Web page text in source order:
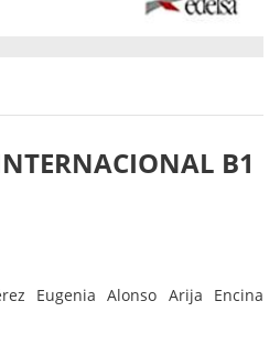
B1
Eugenia Alonso Arija Encina